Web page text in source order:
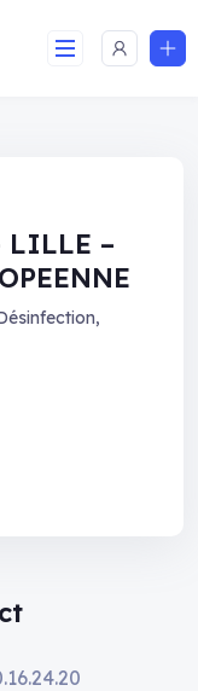
LILLE –
,